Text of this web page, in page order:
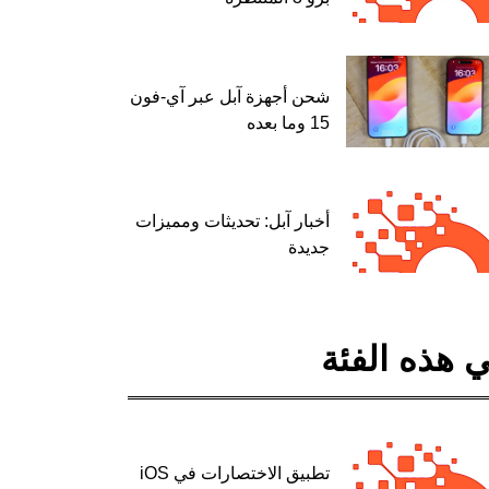
شحن أجهزة آبل عبر آي-فون
15 وما بعده
أخبار آبل: تحديثات ومميزات
جديدة
هذه الفئة
تطبيق الاختصارات في iOS